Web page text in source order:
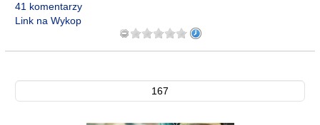
41 komentarzy
Link na Wykop
167